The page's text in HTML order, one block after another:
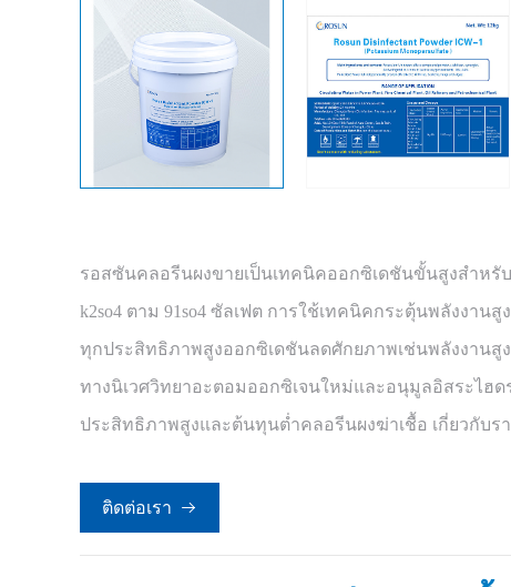
รอสซันคลอรีนผงขายเป็นเทคนิคออกซิเดชันขั้นสูงสำหรั
k2so4 ตาม 91so4 ซัลเฟต การใช้เทคนิคกระตุ้นพลังงาน
ทุกประสิทธิภาพสูงออกซิเดชันลดศักยภาพเช่นพลังงานสู
ทางนิเวศวิทยาอะตอมออกซิเจนใหม่และอนุมูลอิสระไฮ
ประสิทธิภาพสูงและต้นทุนต่ำคลอรีนผงฆ่าเชื้อ เกี่ยวกับร
ติดต่อเรา 